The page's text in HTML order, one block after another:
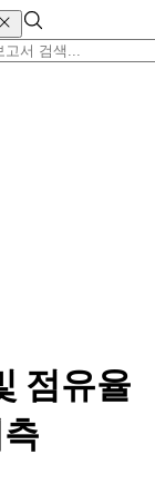
점유율